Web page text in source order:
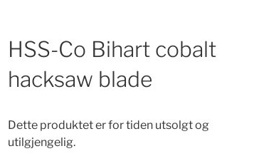
HSS-Co Bihart cobalt
hacksaw blade
Dette produktet er for tiden utsolgt og
utilgjengelig.